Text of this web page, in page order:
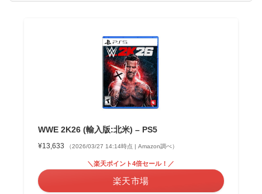
WWE 2K26 (輸入版:北米) – PS5
¥13,633 （2026/03/27 14:14時点 | Amazon調べ）
＼楽天ポイント4倍セール！／
楽天市場